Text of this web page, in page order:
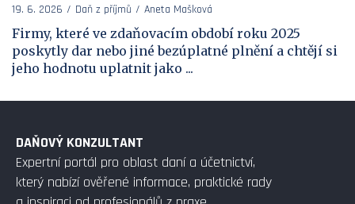
19. 6. 2026 Daň z příjmů Aneta Mašková
Firmy, které ve zdaňovacím období roku 2025
poskytly dar nebo jiné bezúplatné plnění a chtějí si
jeho hodnotu uplatnit jako ...
DAŇOVÝ KONZULTANT
Expertní portál pro oblast daní a účetnictví,
který nabízí ověřené informace, praktické rady